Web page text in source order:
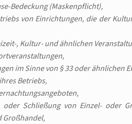
Bedeckung (Maskenpflicht),
von Einrichtungen, die der
, Kultur- und ähnlichen
im Sinne von § 33 oder ähnlichen
Betriebs,
Schließung von Einzel- oder
Großhandel,